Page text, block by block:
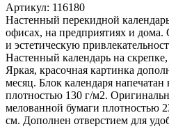
Артикул: 116180
Настенный перекидной
офисах, на предприятиях и дома.
и эстетическую
Настенный календарь на
Яркая, красочная картинка
месяц. Блок календаря
плотностью 130 г/м2.
мелованной бумаги плотностью
см. Дополнен отверстием для